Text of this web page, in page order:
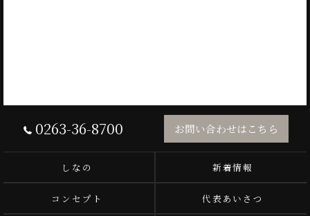
0263-36-8700 お問い合わせはこちら
しなの 新着情報
コンセプト 代表あいさつ